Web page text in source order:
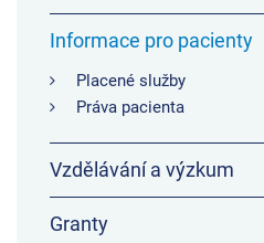
Informace pro pacienty
Placené služby
Práva pacienta
Vzdělávání a výzkum
Granty